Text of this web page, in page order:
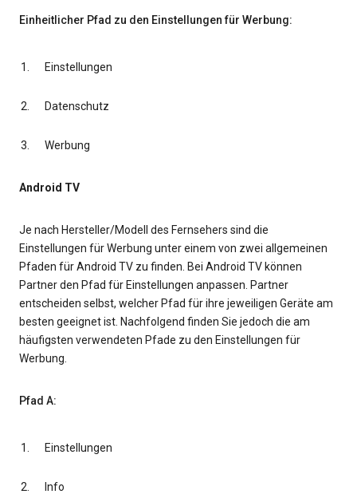
Einheitlicher Pfad zu den Einstellungen für Werbung:
Einstellungen
Datenschutz
Werbung
Android TV
Je nach Hersteller/Modell des Fernsehers sind die
Einstellungen für Werbung unter einem von zwei allgemeinen
Pfaden für Android TV zu finden. Bei Android TV können
Partner den Pfad für Einstellungen anpassen. Partner
entscheiden selbst, welcher Pfad für ihre jeweiligen Geräte am
besten geeignet ist. Nachfolgend finden Sie jedoch die am
häufigsten verwendeten Pfade zu den Einstellungen für
Werbung.
Pfad A:
Einstellungen
Info